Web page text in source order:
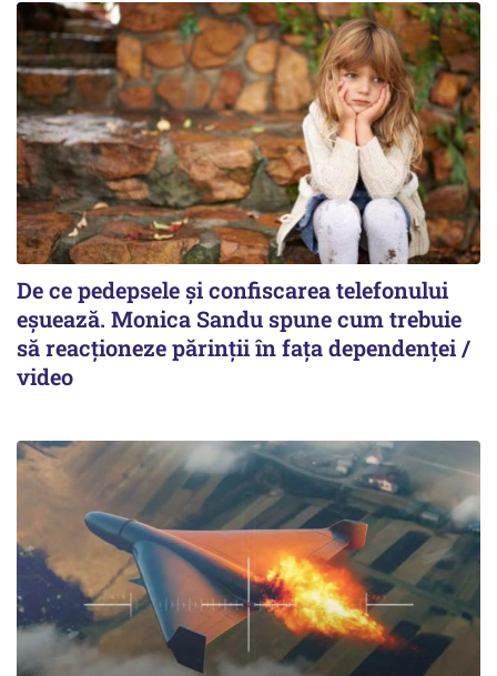
De ce pedepsele și confiscarea telefonului
eșuează. Monica Sandu spune cum trebuie
să reacționeze părinții în fața dependenței /
video